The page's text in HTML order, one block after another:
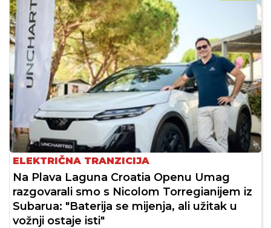
ELEKTRIČNA TRANZICIJA
Na Plava Laguna Croatia Openu Umag
razgovarali smo s Nicolom Torregianijem iz
Subarua: "Baterija se mijenja, ali užitak u
vožnji ostaje isti"